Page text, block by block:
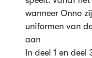
wanneer Onno
uniformen van
aan
In deel 1 en